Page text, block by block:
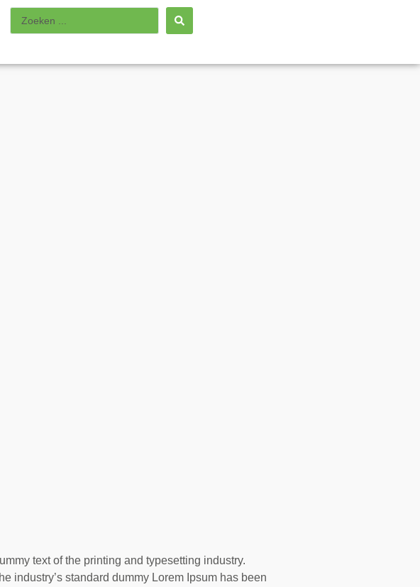
text of the printing and typesetting industry.
industry’s standard dummy Lorem Ipsum has been